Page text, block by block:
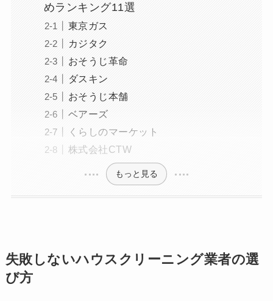
めランキング11選
東京ガス
カジタク
おそうじ革命
ダスキン
おそうじ本舗
ベアーズ
くらしのマーケット
株式会社CTW
もっと見る
失敗しないハウスクリーニング業者の選
び方